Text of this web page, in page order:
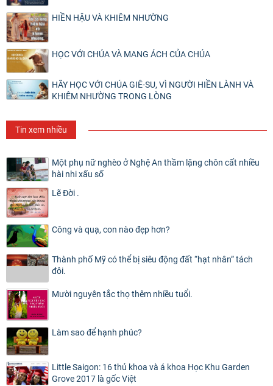
HIỀN HẬU VÀ KHIÊM NHƯỜNG
HỌC VỚI CHÚA VÀ MANG ÁCH CỦA CHÚA
HÃY HỌC VỚI CHÚA GIÊ-SU, VÌ NGƯỜI HIỀN LÀNH VÀ
KHIÊM NHƯỜNG TRONG LÒNG
Tin xem nhiều
Một phụ nữ nghèo ở Nghệ An thầm lặng chôn cất nhiều
hài nhi xấu số
Lẽ Đời .
Công và quạ, con nào đẹp hơn?
Thành phố Mỹ có thể bị siêu động đất “hạt nhân” tách
đôi.
Mười nguyên tắc thọ thêm nhiều tuổi.
Làm sao để hạnh phúc?
Little Saigon: 16 thủ khoa và á khoa Học Khu Garden
Grove 2017 là gốc Việt